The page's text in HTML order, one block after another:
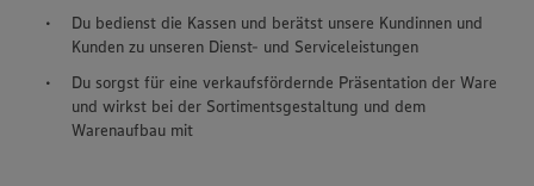
Du bedienst die Kassen und berätst unsere Kundinnen und
Kunden zu unseren Dienst- und Serviceleistungen
Du sorgst für eine verkaufsfördernde Präsentation der Ware
und wirkst bei der Sortimentsgestaltung und dem
Warenaufbau mit